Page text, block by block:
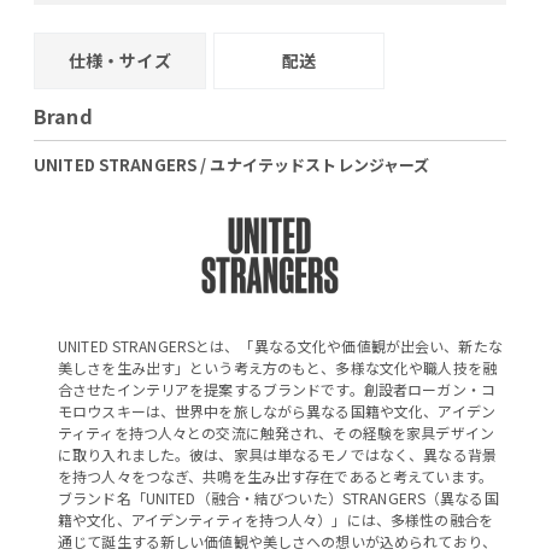
仕様・サイズ 配送
Brand
UNITED STRANGERS / ユナイテッドストレンジャーズ
UNITED STRANGERSとは、「異なる文化や価値観が出会い、新たな
美しさを生み出す」という考え方のもと、多様な文化や職人技を融
合させたインテリアを提案するブランドです。創設者ローガン・コ
モロウスキーは、世界中を旅しながら異なる国籍や文化、アイデン
ティティを持つ人々との交流に触発され、その経験を家具デザイン
に取り入れました。彼は、家具は単なるモノではなく、異なる背景
を持つ人々をつなぎ、共鳴を生み出す存在であると考えています。
ブランド名「UNITED（融合・結びついた）STRANGERS（異なる国
籍や文化、アイデンティティを持つ人々）」には、多様性の融合を
通じて誕生する新しい価値観や美しさへの想いが込められており、